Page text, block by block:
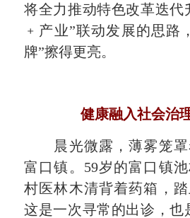
将全力推动特色改革迭代
﹢产业”联动发展的思路
牌”擦得更亮。
健康融入社会治
晨光微露，薄雾笼罩
富口镇。59岁的富口镇池
村医林木清背着药箱，踏
这是一次寻常的出诊，也